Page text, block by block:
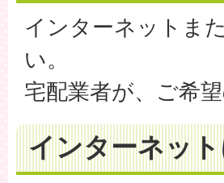
インターネットま
い。
宅配業者が、ご希
インターネッ